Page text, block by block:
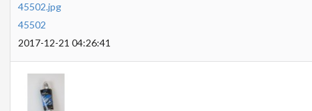
45502.jpg
45502
2017-12-21 04:26:41